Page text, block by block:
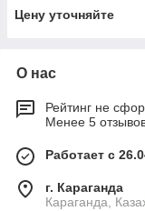
Цену уточняйте
О нас
Рейтинг не
Менее 5
Работает с
г. Караганда
Караганда,